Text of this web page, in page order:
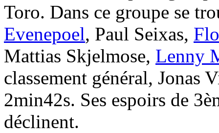
Toro. Dans ce groupe se
Evenepoel, Paul Seixas,
Mattias Skjelmose, Lenny
classement général, Jonas
2min42s. Ses espoirs de
déclinent.